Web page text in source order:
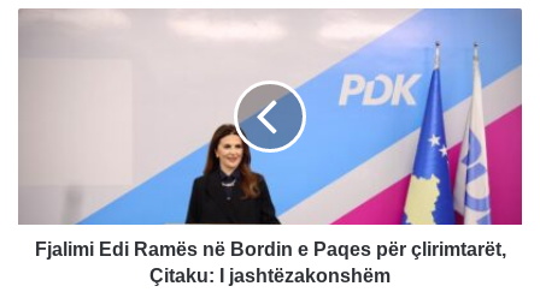
çlirimtarët,
Çitaku:
Fjalimi Edi Ramës në Bordin e Paqes për çlirimtarët,
Çitaku: I jashtëzakonshëm